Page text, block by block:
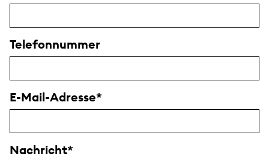
Telefonnummer
E-Mail-Adresse
Nachricht